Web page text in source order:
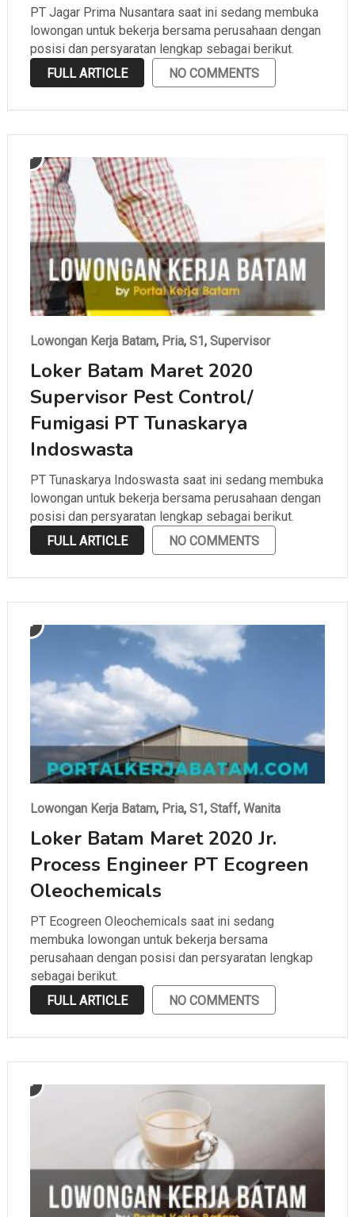
PT Jagar Prima Nusantara saat ini sedang membuka
lowongan untuk bekerja bersama perusahaan dengan
posisi dan persyaratan lengkap sebagai berikut.
FULL ARTICLE
NO COMMENTS
Lowongan Kerja Batam, Pria, S1, Supervisor
Loker Batam Maret 2020
Supervisor Pest Control/
Fumigasi PT Tunaskarya
Indoswasta
PT Tunaskarya Indoswasta saat ini sedang membuka
lowongan untuk bekerja bersama perusahaan dengan
posisi dan persyaratan lengkap sebagai berikut.
FULL ARTICLE
NO COMMENTS
Lowongan Kerja Batam, Pria, S1, Staff, Wanita
Loker Batam Maret 2020 Jr.
Process Engineer PT Ecogreen
Oleochemicals
PT Ecogreen Oleochemicals saat ini sedang
membuka lowongan untuk bekerja bersama
perusahaan dengan posisi dan persyaratan lengkap
sebagai berikut.
FULL ARTICLE
NO COMMENTS